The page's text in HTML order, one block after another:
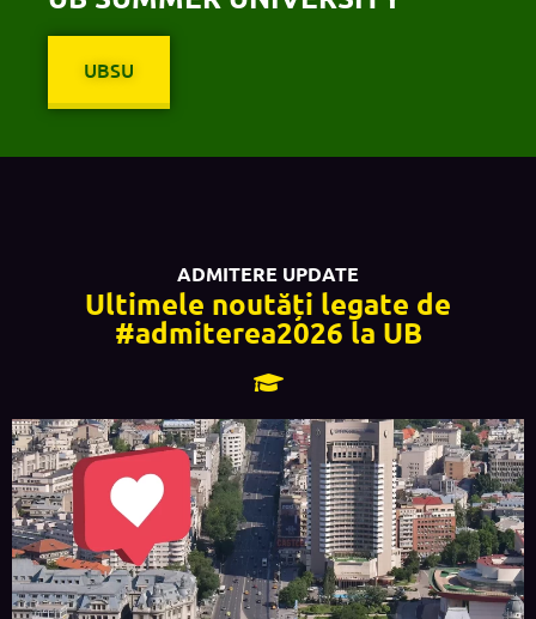
UBSU
ADMITERE UPDATE
Ultimele noutăți legate de
#admiterea2026 la UB